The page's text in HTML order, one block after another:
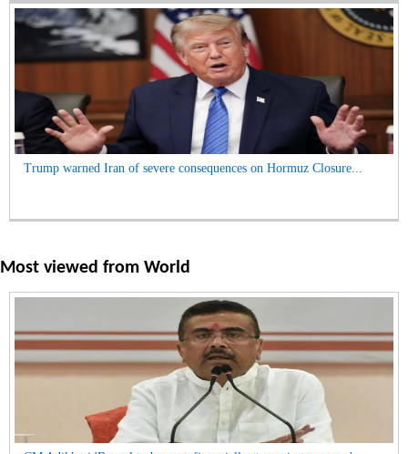
Trump warned Iran of severe consequences on Hormuz Closure...
Most viewed from World